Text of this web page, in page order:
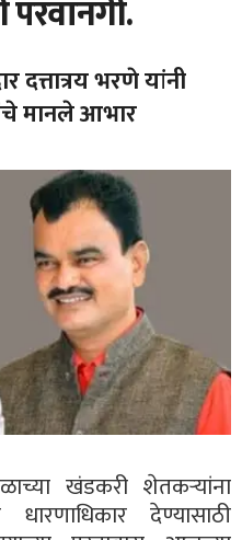
भरणे यांनी
मानले आभार
खंडकरी शेतकऱ्यांना
देण्यासाठी